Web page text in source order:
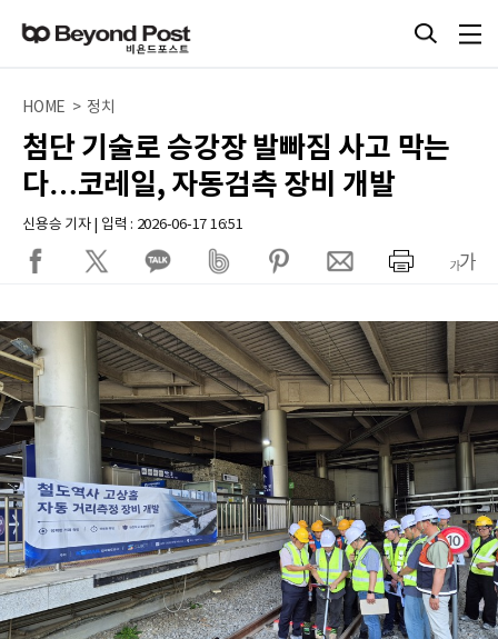
HOME > 정치
첨단 기술로 승강장 발빠짐 사고 막는
다…코레일, 자동검측 장비 개발
신용승 기자 | 입력 : 2026-06-17 16:51